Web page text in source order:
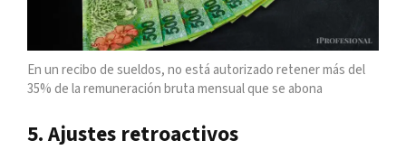
En un recibo de sueldos, no está autorizado retener más del
35% de la remuneración bruta mensual que se abona
5. Ajustes retroactivos